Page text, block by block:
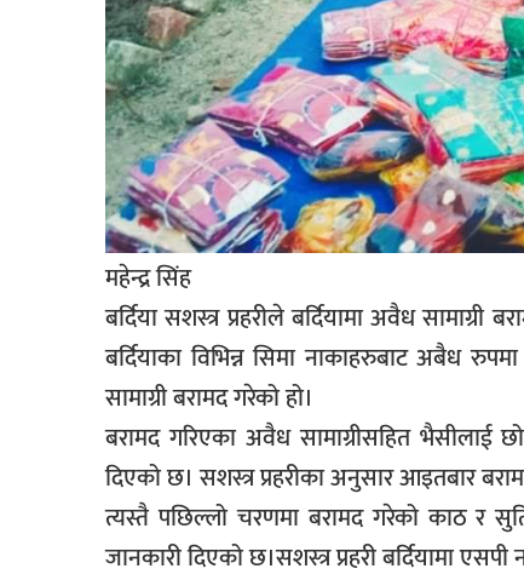
महेन्द्र सिंह
बर्दिया सशस्त्र प्रहरीले बर्दियामा अवैध
बर्दियाका विभिन्न सिमा नाकाहरुबाट अबैध
सामाग्री बरामद गरेको हो।
बरामद गरिएका अवैध सामाग्रीसहित भैसीलाई
दिएको छ। सशस्त्र प्रहरीका अनुसार आइतबार
त्यस्तै पछिल्लो चरणमा बरामद गरेको काठ र
जानकारी दिएको छ।सशस्त्र प्रहरी बर्दियामा